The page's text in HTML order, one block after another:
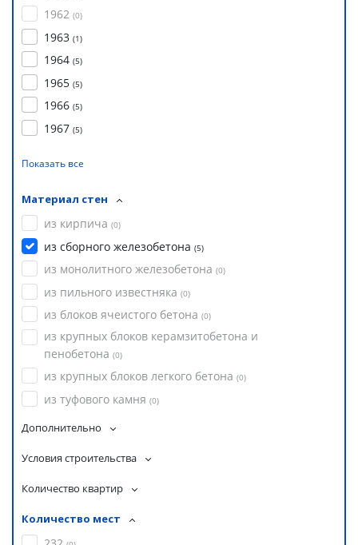
1962 (0)
1963 (1)
1964 (5)
1965 (5)
1966 (5)
1967 (5)
Показать все
Материал стен
из кирпича (0)
из сборного железобетона (5)
из монолитного железобетона (0)
из пильного известняка (0)
из блоков ячеистого бетона (0)
из крупных блоков керамзитобетона и
пенобетона (0)
из крупных блоков легкого бетона (0)
из туфового камня (0)
Дополнительно
Условия строительства
Количество квартир
Количество мест